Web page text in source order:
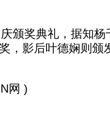
奖典礼，据知杨
，影后叶德娴则颁
网 )